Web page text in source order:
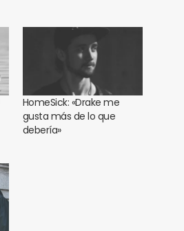
HomeSick: «Drake me
gusta más de lo que
debería»